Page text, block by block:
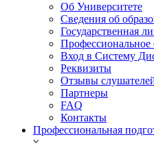
Об Университете
Сведения об
Государственная
Профессиональное
Вход в Систему
Реквизиты
Отзывы
Партнеры
FAQ
Контакты
Профессиональная